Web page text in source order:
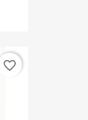
favorite_border